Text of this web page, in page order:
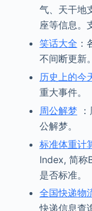
气、天干地
座等信息。
笑话大全
不间断更新。
历史上的今
重大事件。
周公解梦：
公解梦。
标准体重计
Index, 简称
是否标准。
全国快递物
快递信息查